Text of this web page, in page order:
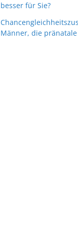
besser für Sie?
Männer, die